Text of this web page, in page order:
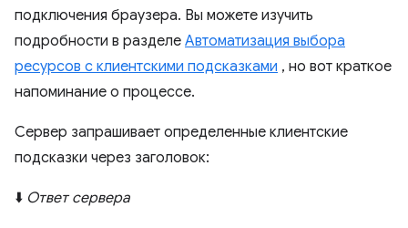
подключения браузера. Вы можете изучить
подробности в разделе Автоматизация выбора
ресурсов с клиентскими подсказками , но вот краткое
напоминание о процессе.
Сервер запрашивает определенные клиентские
подсказки через заголовок:
⬇️ Ответ сервера